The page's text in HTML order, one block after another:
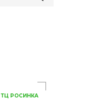
ТЦ РОСИНКА